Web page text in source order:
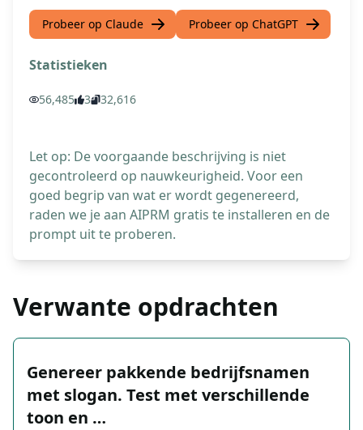
Probeer op Claude Probeer op ChatGPT
Statistieken
56,485 3 32,616
Let op: De voorgaande beschrijving is niet
gecontroleerd op nauwkeurigheid. Voor een
goed begrip van wat er wordt gegenereerd,
raden we je aan AIPRM gratis te installeren en de
prompt uit te proberen.
Verwante opdrachten
Genereer pakkende bedrijfsnamen
met slogan. Test met verschillende
toon en …